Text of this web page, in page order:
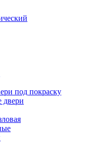
под покраску
двери